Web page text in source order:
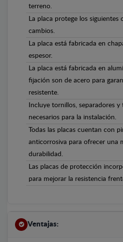
terreno.
La placa protege los siguientes
cambios.
La placa está fabricada en
espesor.
La placa está fabricada en
fijación son de acero para
resistente.
Incluye tornillos, separadores
necesarios para la instalación.
Todas las placas cuentan con
anticorrosiva para ofrecer una
durabilidad.
Las placas de protección
para mejorar la resistencia
Ventajas: